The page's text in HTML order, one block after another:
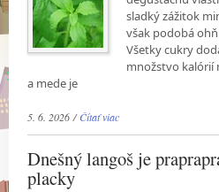
sladký zážitok
však podobá
Všetky cukry
množstvo kalórií
a mede je
5. 6. 2026 /Čítať viac
Dnešný langoš je
placky